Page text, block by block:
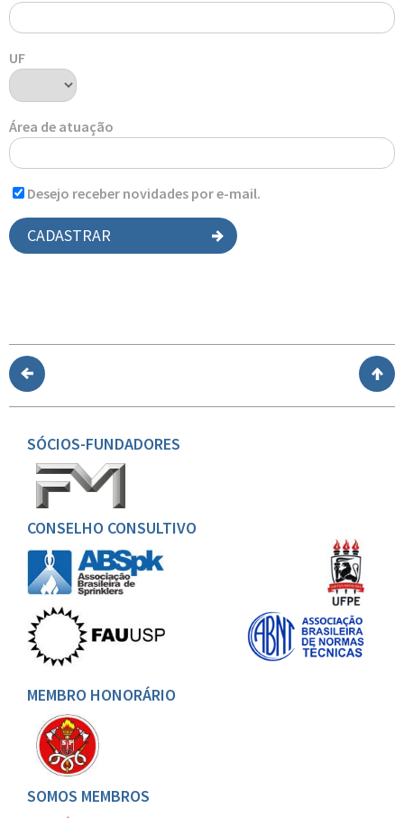
UF
Área de atuação
Desejo receber novidades por e-mail.
CADASTRAR
SÓCIOS-FUNDADORES
CONSELHO CONSULTIVO
MEMBRO HONORÁRIO
SOMOS MEMBROS